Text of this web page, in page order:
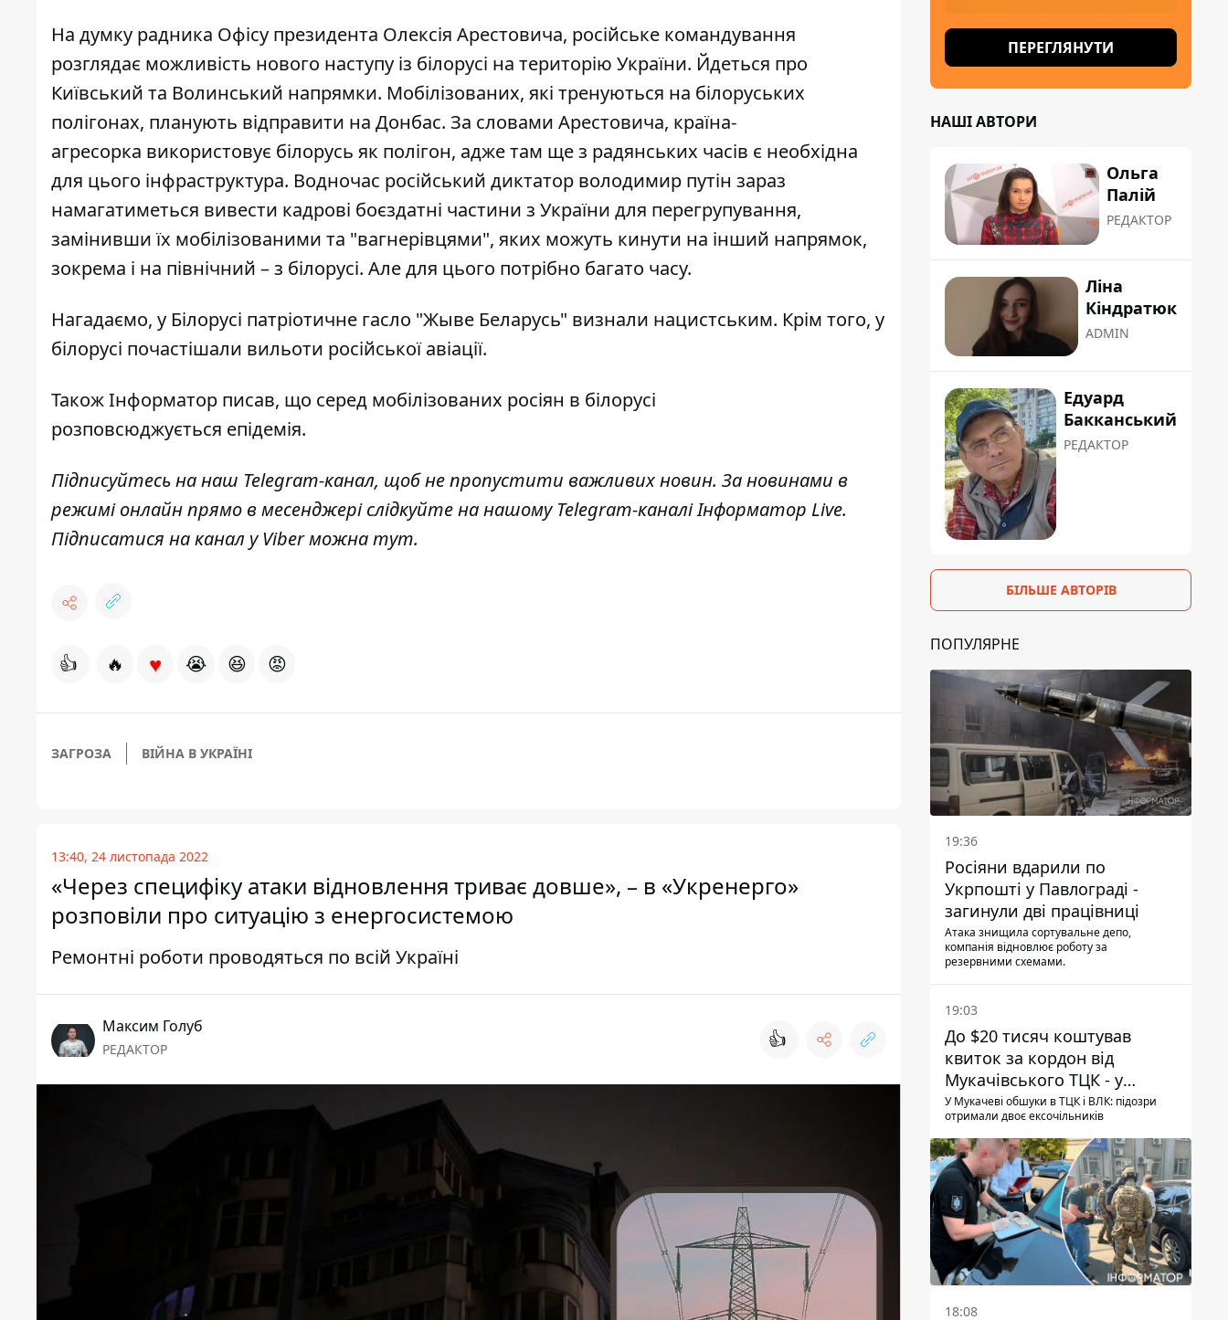
На думку радника Офісу президента Олексія Арестовича, російське командування
розглядає можливість нового наступу із білорусі на територію України. Йдеться про
Київський та Волинський напрямки. Мобілізованих, які тренуються на білоруських
полігонах, планують відправити на Донбас. За словами Арестовича, країна-
агресорка використовує білорусь як полігон, адже там ще з радянських часів є необхідна
для цього інфраструктура. Водночас російський диктатор володимир путін зараз
намагатиметься вивести кадрові боєздатні частини з України для перегрупування,
замінивши їх мобілізованими та "вагнерівцями", яких можуть кинути на інший напрямок,
зокрема і на північний – з білорусі. Але для цього потрібно багато часу.
Нагадаємо, у Білорусі патріотичне гасло "Жыве Беларусь" визнали нацистським. Крім того, у
білорусі почастішали вильоти російської авіації.
ТакожІнформатор писав, що серед мобілізованих росіян в білорусі
розповсюджується епідемія.
Підписуйтесь на наш Telegram-канал, щоб не пропустити важливих новин. За новинами в
режимі онлайн прямо в месенджері слідкуйте на нашому Telegram-каналіІнформатор Live.
Підписатися на канал у Viber можнатут.
👍 🔥 ♥ 😭 😆 😡
ЗАГРОЗА ВІЙНА В УКРАЇНІ
13:40, 24 листопада 2022
«Через специфіку атаки відновлення триває довше», – в «Укренерго»
розповіли про ситуацію з енергосистемою
Ремонтні роботи проводяться по всій Україні
Максим Голуб
РЕДАКТОР 👍
ПЕРЕГЛЯНУТИ
НАШІ АВТОРИ
Ольга
Палій
РЕДАКТОР
Ліна
Кіндратюк
ADMIN
Едуард
Бакканський
РЕДАКТОР
БІЛЬШЕ АВТОРІВ
ПОПУЛЯРНЕ
19:36
Росіяни вдарили по
Укрпошті у Павлограді -
загинули дві працівниці
Атака знищила сортувальне депо,
компанія відновлює роботу за
резервними схемами.
19:03
До $20 тисяч коштував
квиток за кордон від
Мукачівського ТЦК - у
гучній справі перші підозри
отримали двоє колишніх
керівників
У Мукачеві обшуки в ТЦК і ВЛК: підозри
отримали двоє ексочільників
18:08